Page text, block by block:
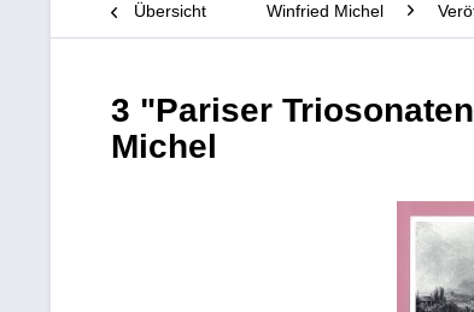
Übersicht Winfried Michel
3 "Pariser
Michel